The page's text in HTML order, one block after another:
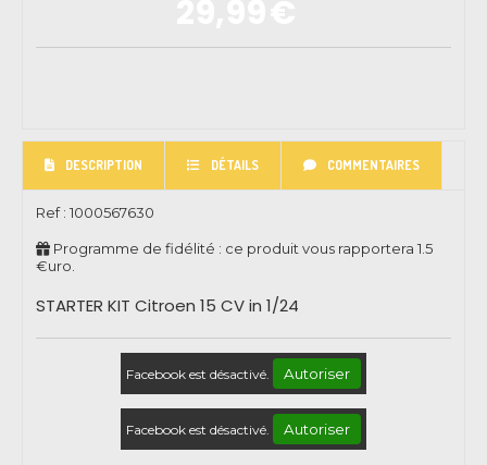
DESCRIPTION DÉTAILS COMMENTAIRES
Ref : 1000567630
Programme de fidélité : ce produit vous rapportera 1.5
€uro.
STARTER KIT Citroen 15 CV in 1/24
Facebook est désactivé. Autoriser
Facebook est désactivé. Autoriser